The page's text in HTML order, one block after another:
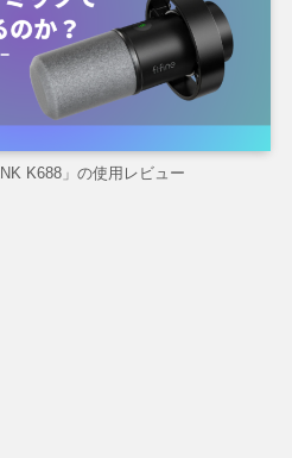
K688」の使用レビュー